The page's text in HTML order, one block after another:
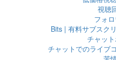
視聴
フォ
Bits | 有料サブスク
チャッ
チャットでのライブ